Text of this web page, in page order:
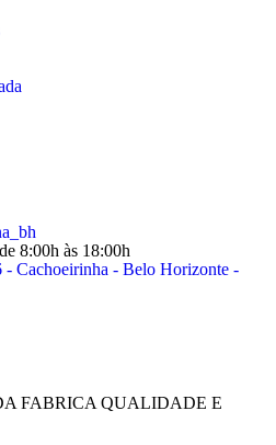
8:00h às 18:00h
- Cachoeirinha - Belo Horizonte -
FABRICA QUALIDADE E